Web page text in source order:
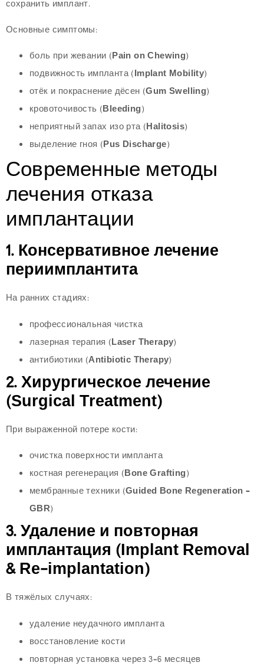
сохранить имплант.
Основные симптомы:
боль при жевании (Pain on Chewing)
подвижность импланта (Implant Mobility)
отёк и покраснение дёсен (Gum Swelling)
кровоточивость (Bleeding)
неприятный запах изо рта (Halitosis)
выделение гноя (Pus Discharge)
Современные методы
лечения отказа
имплантации
1. Консервативное лечение
периимплантита
На ранних стадиях:
профессиональная чистка
лазерная терапия (Laser Therapy)
антибиотики (Antibiotic Therapy)
2. Хирургическое лечение
(Surgical Treatment)
При выраженной потере кости:
очистка поверхности импланта
костная регенерация (Bone Grafting)
мембранные техники (Guided Bone Regeneration –
GBR)
3. Удаление и повторная
имплантация (Implant Removal
& Re-implantation)
В тяжёлых случаях:
удаление неудачного импланта
восстановление кости
повторная установка через 3–6 месяцев